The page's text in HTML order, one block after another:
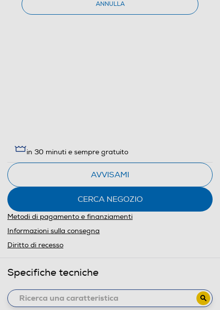
CASE LOGIC - BRCS103 BRYKER BORSA A TRACOLLA
in 30 minuti e sempre gratuito
AVVISAMI
CERCA NEGOZIO
Metodi di pagamento e finanziamenti
Informazioni sulla consegna
Diritto di recesso
Specifiche tecniche
ANNULLA